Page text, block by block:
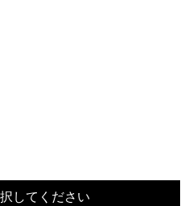
してください